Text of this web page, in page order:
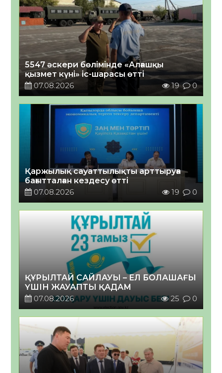
5547 әскери бөлімінде «Алғашқы
қызмет күні» іс-шарасы өтті
07.08.2026
19 0
Қаржылық сауаттылықты арттыруға
бағытталған кездесу өтті
07.08.2026
19 0
ҚҰРЫЛТАЙ САЙЛАУЫ – ЕЛ БОЛАШАҒЫ
ҮШІН ЖАУАПТЫ ҚАДАМ
07.08.2026
25 0